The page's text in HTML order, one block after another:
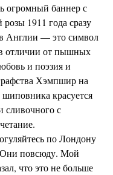
огромный баннер с
1911 года сразу
Англии — это символ
отличии от пышных
и поэзия и
Хэмпшир на
красуется
сливочного с
по Лондону
Они повсюду. Мой
что это не больше